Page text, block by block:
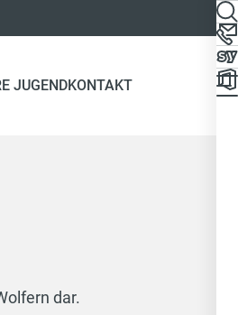
JUGENDKONTAKT
dar.